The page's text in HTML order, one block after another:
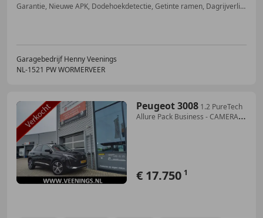
Garantie, Nieuwe APK, Dodehoekdetectie, Getinte ramen, Dagrijverlichting, Elektrische achterklep, Apple CarPlay, Lane Departure Warning Systeem
Garagebedrijf Henny Veenings
NL-1521 PW WORMERVEER
Peugeot 3008 1.2 PureTech
Allure Pack Business - CAMERA -
€ 17.750 1